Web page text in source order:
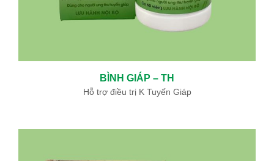
BÌNH GIÁP – TH
Hỗ trợ điều trị K Tuyến Giáp